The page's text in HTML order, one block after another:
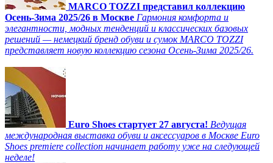
MARCO TOZZI представил коллекцию
Осень-Зима 2025/26 в Москве Гармония комфорта и
элегантности, модных тенденций и классических базовых
решений — немецкий бренд обуви и сумок MARCO TOZZI
представляет новую коллекцию сезона Осень-Зима 2025/26.
Euro Shoes стартует 27 августа! Ведущая
международная выставка обуви и аксессуаров в Москве Euro
Shoes premiere collection начинает работу уже на следующей
неделе!